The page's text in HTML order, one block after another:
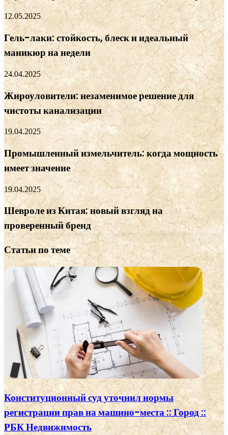
12.05.2025
Гель-лаки: стойкость, блеск и идеальный
маникюр на недели
24.04.2025
Жироуловители: незаменимое решение для
чистоты канализации
19.04.2025
Промышленный измельчитель: когда мощность
имеет значение
19.04.2025
Шевроле из Китая: новый взгляд на
проверенный бренд
Статьи по теме
Конституционный суд уточнил нормы
регистрации прав на машино-места :: Город ::
РБК Недвижимость